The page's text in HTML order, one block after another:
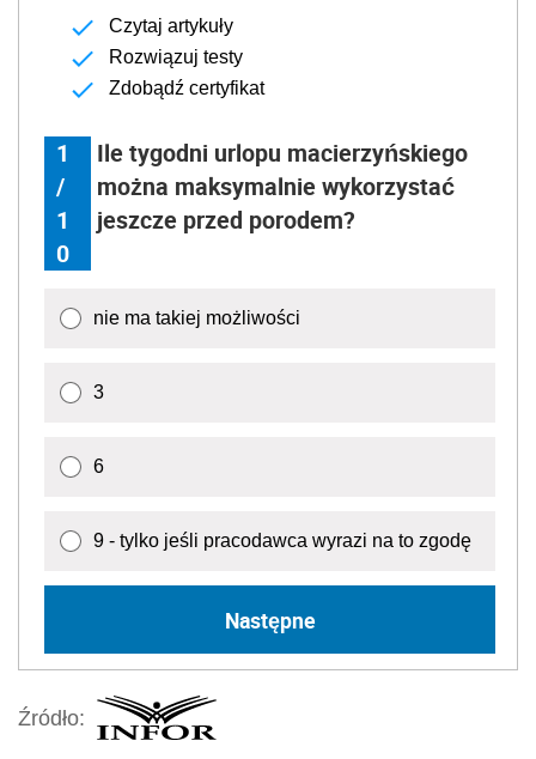
Czytaj artykuły
Rozwiązuj testy
Zdobądź certyfikat
1
/
1
0
Ile tygodni urlopu macierzyńskiego
można maksymalnie wykorzystać
jeszcze przed porodem?
nie ma takiej możliwości
3
6
9 - tylko jeśli pracodawca wyrazi na to zgodę
Następne
Źródło: